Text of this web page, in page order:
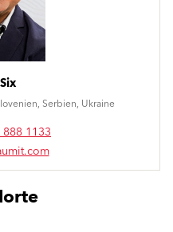
Serbien, Ukraine
1133